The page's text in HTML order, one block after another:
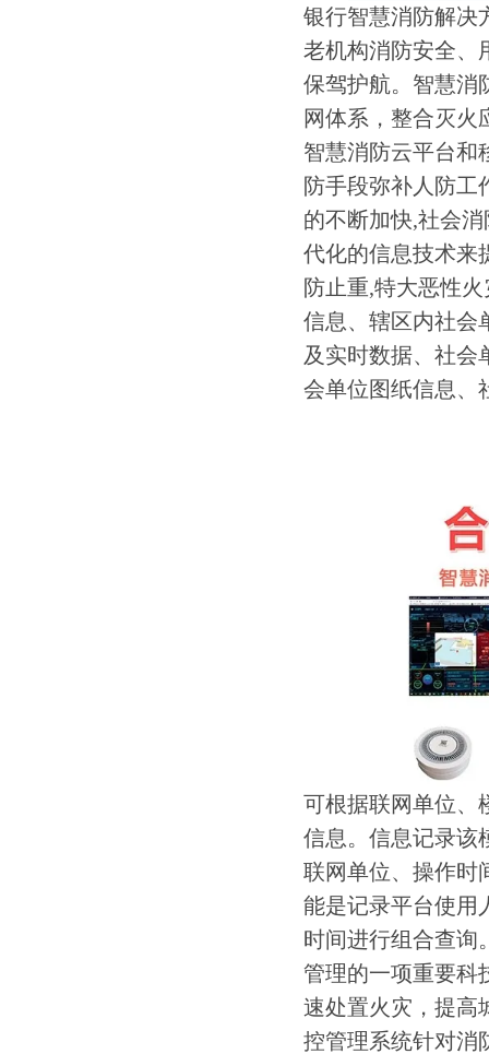
银行智慧消防解决
老机构消防安全、
保驾护航。智慧消
网体系，整合灭火
智慧消防云平台和
防手段弥补人防工
的不断加快,社会
代化的信息技术来
防止重,特大恶性
信息、辖区内社会
及实时数据、社会
会单位图纸信息、
可根据联网单位、
信息。信息记录该
联网单位、操作时
能是记录平台使用
时间进行组合查询
管理的一项重要科
速处置火灾，提高
控管理系统针对消